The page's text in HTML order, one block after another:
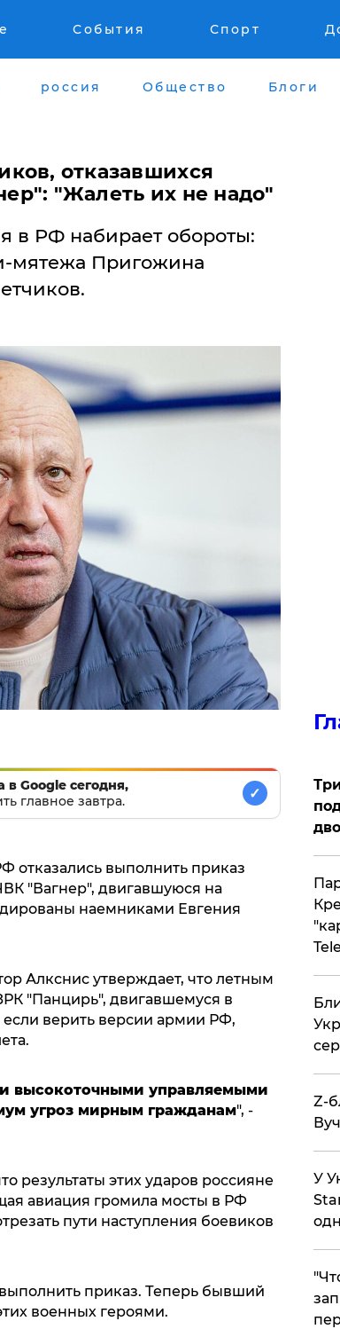
События Спорт
россия Общество Блоги
отказавшихся
"Жалеть их не надо"
в РФ набирает обороты:
мятежа Пригожина
в Google сегодня,
главное завтра.
✓
отказались выполнить приказ
"Вагнер", двигавшуюся на
наемниками Евгения
Алкснис утверждает, что летным
"Панцирь", двигавшемуся в
верить версии армии РФ,
высокоточными управляемыми
угроз мирным гражданам", -
результаты этих ударов россияне
авиация громила мосты в РФ
пути наступления боевиков
приказ. Теперь бывший
военных героями.
Z-
У